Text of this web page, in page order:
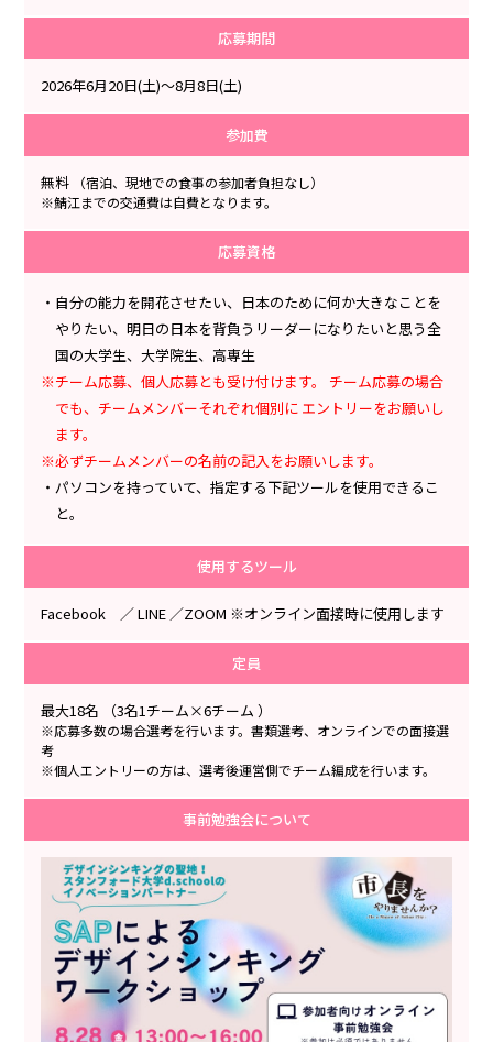
応募期間
2026年6月20日(土)～8月8日(土)
参加費
無料
（宿泊、現地での食事の参加者負担なし）
※鯖江までの交通費は自費となります。
応募資格
・自分の能力を開花させたい、日本のために何か大きなことを
やりたい、明日の日本を背負うリーダーになりたいと思う全
国の大学生、大学院生、高専生
※チーム応募、個人応募とも受け付けます。 チーム応募の場合
でも、チームメンバーそれぞれ個別に エントリーをお願いし
ます。
※必ずチームメンバーの名前の記入をお願いします。
・パソコンを持っていて、指定する下記ツールを使用できるこ
と。
使用するツール
Facebook ／ LINE ／ZOOM ※オンライン面接時に使用します
定員
最大18名 （3名1チーム×6チーム ）
※応募多数の場合選考を行います。書類選考、オンラインでの面接選
考
※個人エントリーの方は、選考後運営側でチーム編成を行います。
事前勉強会について